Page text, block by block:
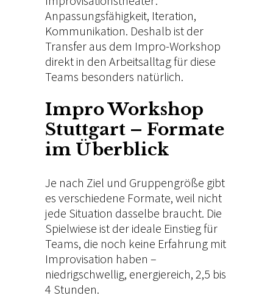
Anpassungsfähigkeit, Iteration,
Kommunikation. Deshalb ist der
Transfer aus dem Impro-Workshop
direkt in den Arbeitsalltag für diese
Teams besonders natürlich.
Impro Workshop
Stuttgart – Formate
im Überblick
Je nach Ziel und Gruppengröße gibt
es verschiedene Formate, weil nicht
jede Situation dasselbe braucht. Die
Spielwiese ist der ideale Einstieg für
Teams, die noch keine Erfahrung mit
Improvisation haben –
niedrigschwellig, energiereich, 2,5 bis
4 Stunden.